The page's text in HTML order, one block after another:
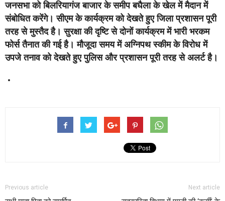
जनसभा को बिलरियागंज बाजार के समीप बघैला के खेल में मैदान में
संबोधित करेंगे। सीएम के कार्यक्रम को देखते हुए जिला प्रशासन पूरी
तरह से मुस्तैद है। सुरक्षा की दृष्टि से दोनों कार्यक्रम में भारी भरकम
फोर्स तैनात की गई है। मौजूदा समय में अग्निपथ स्कीम के विरोध में
उपजे तनाव को देखते हुए पुलिस और प्रशासन पूरी तरह से अलर्ट है।
Previous article Next article